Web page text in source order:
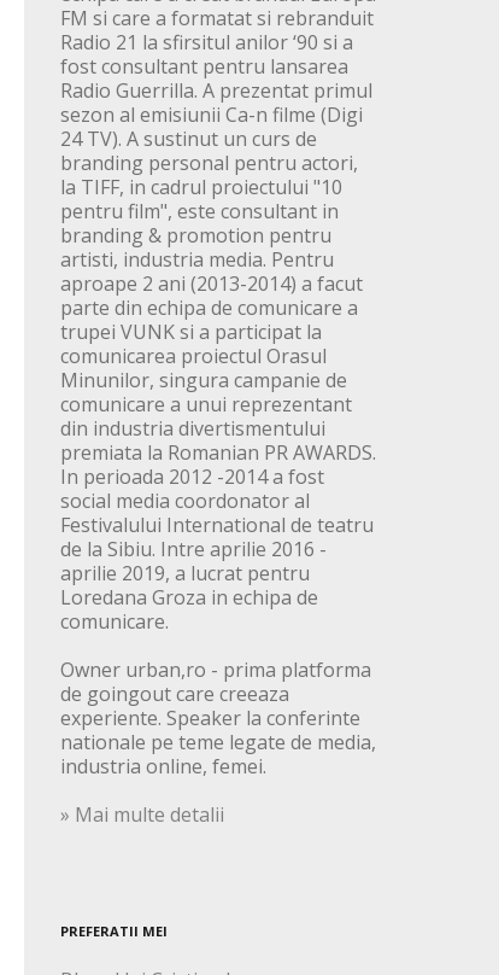
FM si care a formatat si rebranduit
Radio 21 la sfirsitul anilor ‘90 si a
fost consultant pentru lansarea
Radio Guerrilla. A prezentat primul
sezon al emisiunii Ca-n filme (Digi
24 TV). A sustinut un curs de
branding personal pentru actori,
la TIFF, in cadrul proiectului "10
pentru film", este consultant in
branding & promotion pentru
artisti, industria media. Pentru
aproape 2 ani (2013-2014) a facut
parte din echipa de comunicare a
trupei VUNK si a participat la
comunicarea proiectul Orasul
Minunilor, singura campanie de
comunicare a unui reprezentant
din industria divertismentului
premiata la Romanian PR AWARDS.
In perioada 2012 -2014 a fost
social media coordonator al
Festivalului International de teatru
de la Sibiu. Intre aprilie 2016 -
aprilie 2019, a lucrat pentru
Loredana Groza in echipa de
comunicare.
Owner urban,ro - prima platforma
de goingout care creeaza
experiente. Speaker la conferinte
nationale pe teme legate de media,
industria online, femei.
» Mai multe detalii
PREFERATII MEI